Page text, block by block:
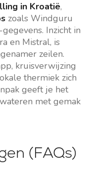
in Kroatië,
zoals Windguru
Inzicht in
en Mistral, is
zeilen.
kruisverwijzing
thermiek zich
geeft je het
met gemak
(FAQs)